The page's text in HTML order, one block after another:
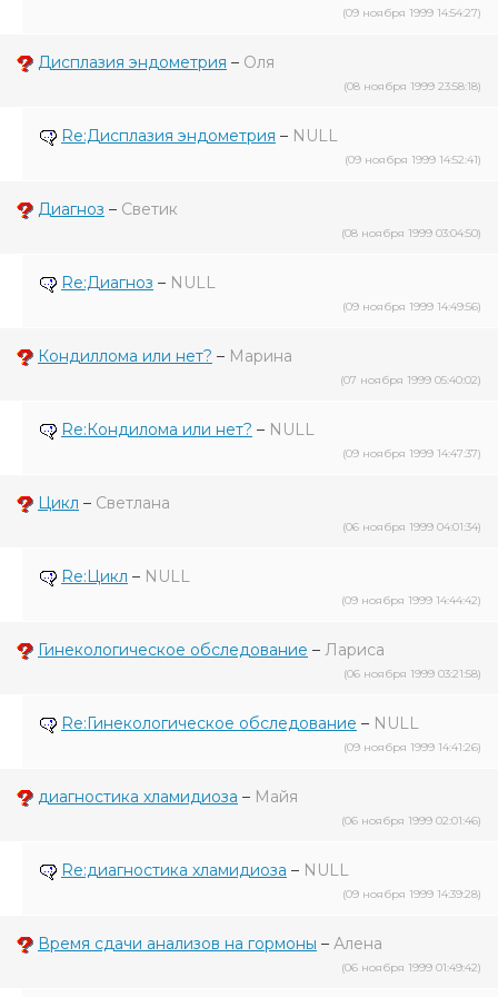
(09 ноября 1999 14:54:27)
Дисплазия эндометрия – Оля
(08 ноября 1999 23:58:18)
Re:Дисплазия эндометрия – NULL
(09 ноября 1999 14:52:41)
Диагноз – Светик
(08 ноября 1999 03:04:50)
Re:Диагноз – NULL
(09 ноября 1999 14:49:56)
Кондиллома или нет? – Марина
(07 ноября 1999 05:40:02)
Re:Кондилома или нет? – NULL
(09 ноября 1999 14:47:37)
Цикл – Светлана
(06 ноября 1999 04:01:34)
Re:Цикл – NULL
(09 ноября 1999 14:44:42)
Гинекологическое обследование – Лариса
(06 ноября 1999 03:21:58)
Re:Гинекологическое обследование – NULL
(09 ноября 1999 14:41:26)
диагностика хламидиоза – Майя
(06 ноября 1999 02:01:46)
Re:диагностика хламидиоза – NULL
(09 ноября 1999 14:39:28)
Время сдачи анализов на гормоны – Алена
(06 ноября 1999 01:49:42)